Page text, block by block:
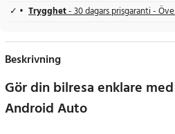
Trygghet- 30 dagars prisgaranti -
Beskrivning
Gör din bilresa enklare
Android Auto